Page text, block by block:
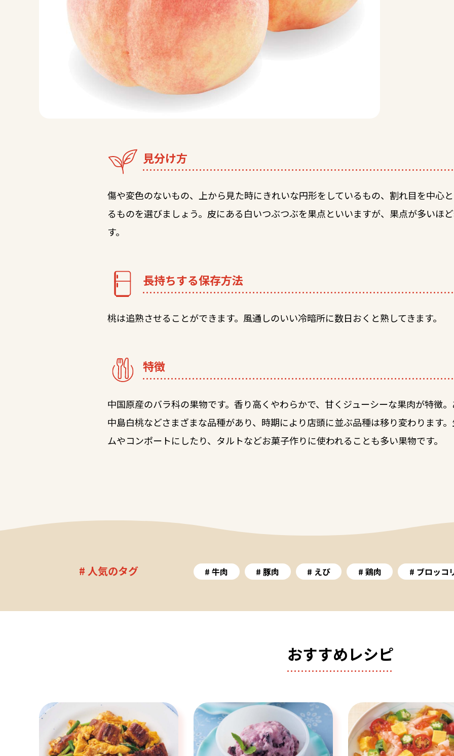
見分け方
傷や変色のないもの、上から見た時にきれいな円形をしているもの、割れ目を中心
るものを選びましょう。皮にある白いつぶつぶを果点といいますが、果点が多いほ
す。
長持ちする保存方法
桃は追熟させることができます。風通しのいい冷暗所に数日おくと熟してきます。
特徴
中国原産のバラ科の果物です。香り高くやわらかで、甘くジューシーな果肉が特徴
中島白桃などさまざまな品種があり、時期により店頭に並ぶ品種は移り変わります
ムやコンポートにしたり、タルトなどお菓子作りに使われることも多い果物です。
# 人気のタグ 牛肉 豚肉 えび 鶏肉 ブロッコ
おすすめレシピ